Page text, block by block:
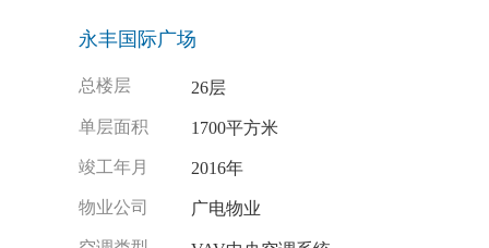
永丰国际广场
总楼层 26层
单层面积 1700平方米
竣工年月 2016年
物业公司 广电物业